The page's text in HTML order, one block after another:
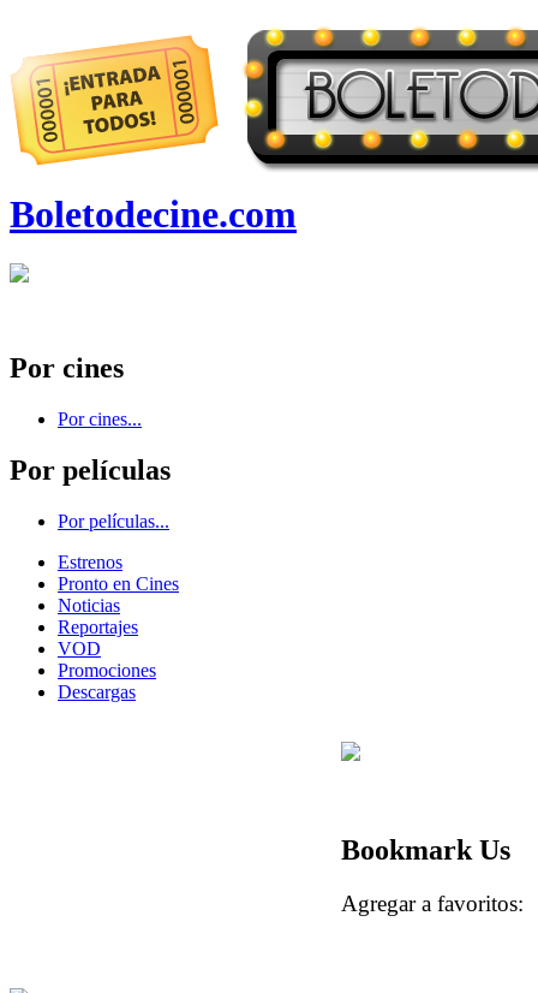
Boletodecine.com
Por cines
Por cines...
Por películas
Por películas...
Estrenos
Pronto en Cines
Noticias
Reportajes
VOD
Promociones
Descargas
Bookmark Us
Agregar a